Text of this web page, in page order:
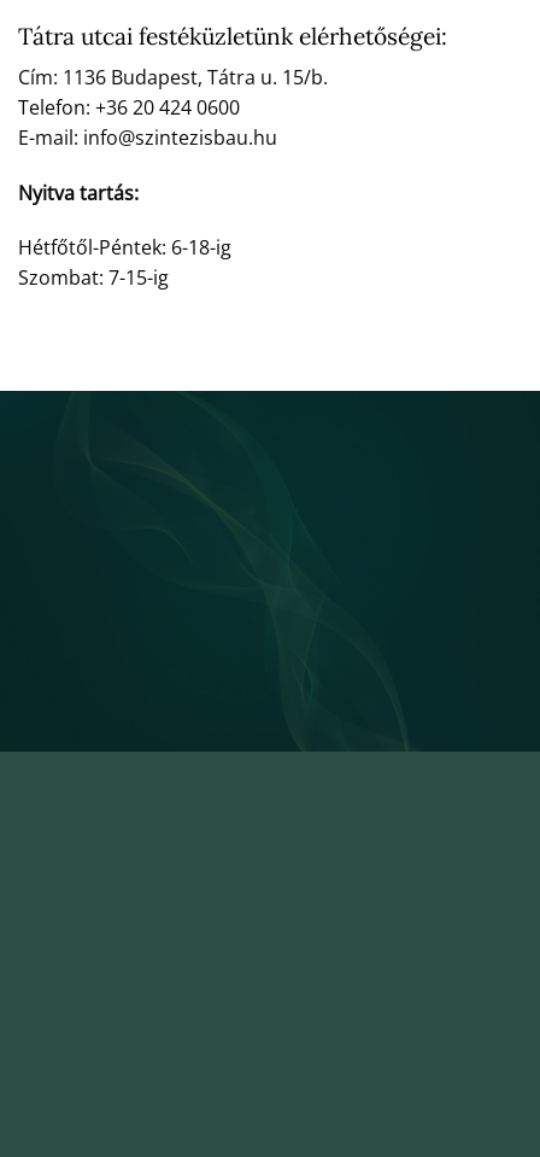
Tátra utcai festéküzletünk elérhetőségei:
Cím: 1136 Budapest, Tátra u. 15/b.
Telefon: +36 20 424 0600
E-mail: info@szintezisbau.hu
Nyitva tartás:
Hétfőtől-Péntek: 6-18-ig
Szombat: 7-15-ig